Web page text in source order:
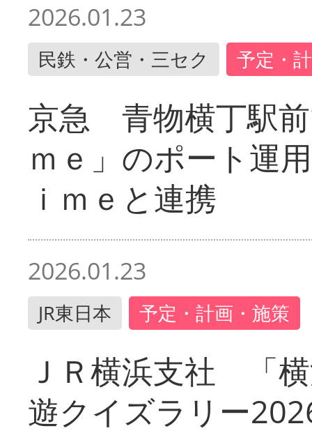
2026.01.23
民鉄・公営・三セク 予定・
京急 青物横丁駅
ｍｅ」のポート運
ｉｍｅと連携
2026.01.23
JR東日本 予定・計画・施策
ＪＲ横浜支社 「
遊クイズラリー